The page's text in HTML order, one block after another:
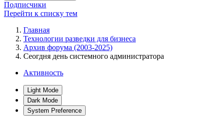
Подписчики
Перейти к списку тем
Главная
Технологии разведки для бизнеса
Архив форума (2003-2025)
Сеогдня день системного администратора
Активность
Light Mode
Dark Mode
System Preference